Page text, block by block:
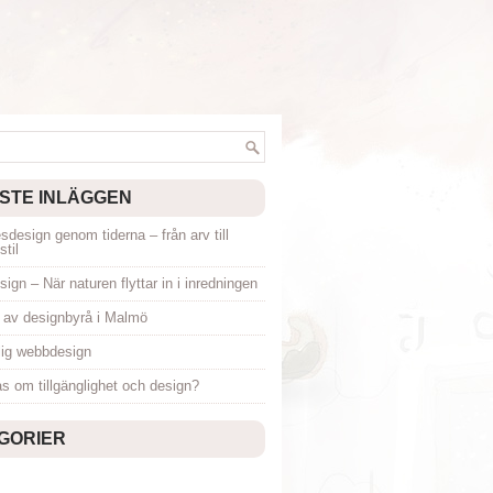
INLÄGGEN
genom tiderna – från arv till
– När naturen flyttar in i inredningen
designbyrå i Malmö
webbdesign
om tillgänglighet och design?